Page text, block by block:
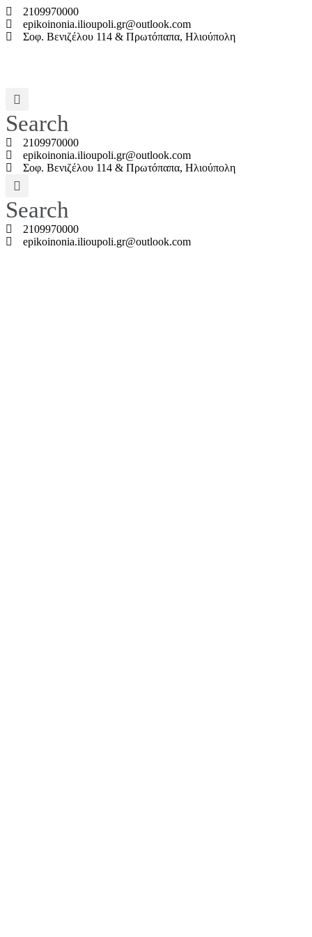
2109970000
epikoinonia.ilioupoli.gr@outlook.com
Σοφ. Βενιζέλου 114 & Πρωτόπαπα, Ηλιούπολη
Search
2109970000
epikoinonia.ilioupoli.gr@outlook.com
Σοφ. Βενιζέλου 114 & Πρωτόπαπα, Ηλιούπολη
Search
2109970000
epikoinonia.ilioupoli.gr@outlook.com